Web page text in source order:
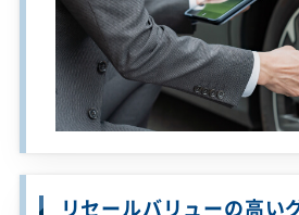
リセールバリューの高い